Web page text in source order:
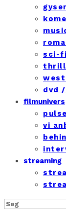
gyser
sci-fi
dvd
filmunivers
vi
streaming